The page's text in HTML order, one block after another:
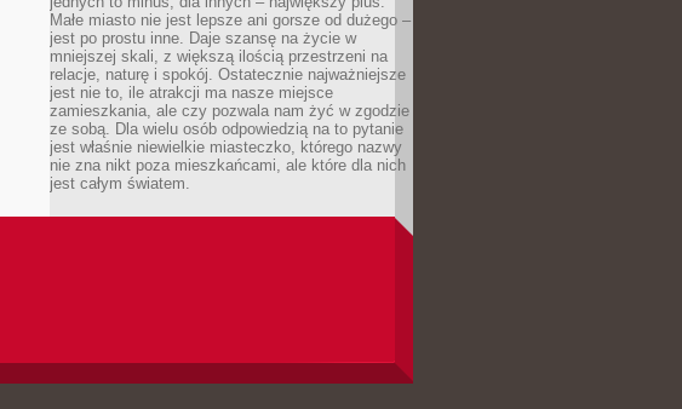
Małe miasto nie jest lepsze ani gorsze od dużego –
jest po prostu inne. Daje szansę na życie w
mniejszej skali, z większą ilością przestrzeni na
relacje, naturę i spokój. Ostatecznie najważniejsze
jest nie to, ile atrakcji ma nasze miejsce
zamieszkania, ale czy pozwala nam żyć w zgodzie
ze sobą. Dla wielu osób odpowiedzią na to pytanie
jest właśnie niewielkie miasteczko, którego nazwy
nie zna nikt poza mieszkańcami, ale które dla nich
jest całym światem.